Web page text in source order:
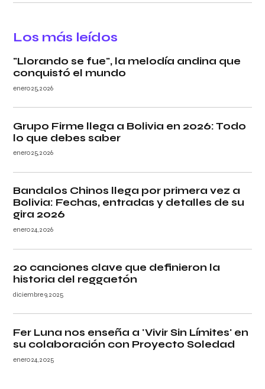
Los más leídos
"Llorando se fue", la melodía andina que
conquistó el mundo
enero 25, 2026
Grupo Firme llega a Bolivia en 2026: Todo
lo que debes saber
enero 25, 2026
Bandalos Chinos llega por primera vez a
Bolivia: Fechas, entradas y detalles de su
gira 2026
enero 24, 2026
20 canciones clave que definieron la
historia del reggaetón
diciembre 9, 2025
Fer Luna nos enseña a 'Vivir Sin Límites' en
su colaboración con Proyecto Soledad
enero 24, 2025